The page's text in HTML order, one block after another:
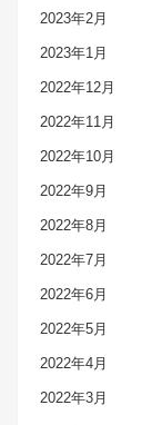
2023年2月
2023年1月
2022年12月
2022年11月
2022年10月
2022年9月
2022年8月
2022年7月
2022年6月
2022年5月
2022年4月
2022年3月